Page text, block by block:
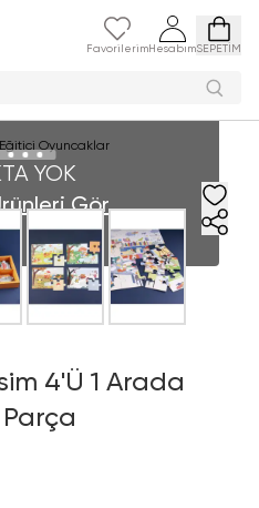
Favorilerim HesabımSEPETİM
Eğitici Oyuncaklar
YOK
Gör
4'Ü 1 Arada